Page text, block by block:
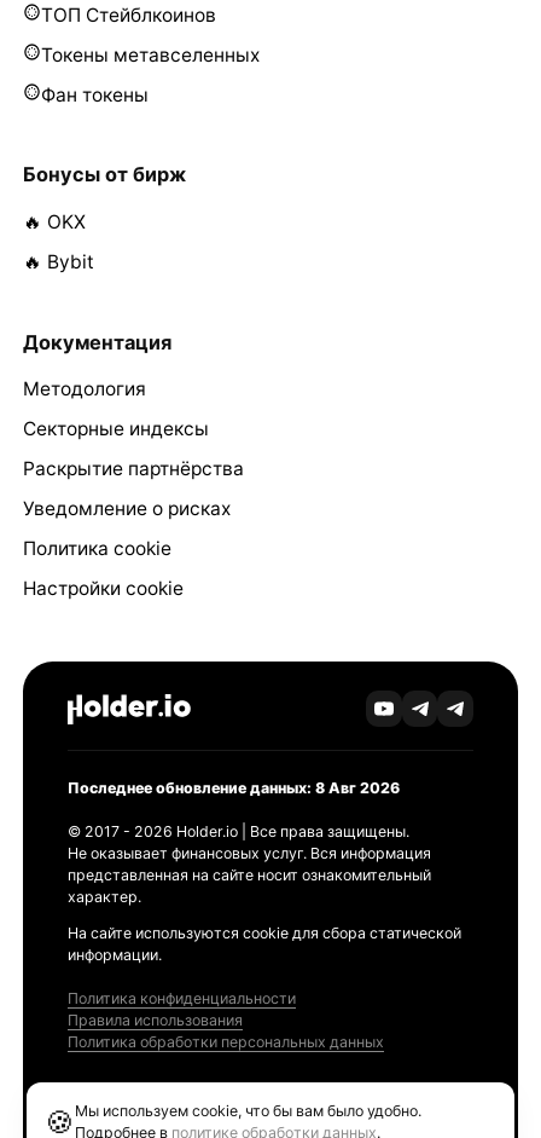
ТОП Стейблкоинов
Токены метавселенных
Фан токены
Бонусы от бирж
🔥 OKX
🔥 Bybit
Документация
Методология
Секторные индексы
Раскрытие партнёрства
Уведомление о рисках
Политика cookie
Настройки cookie
Последнее обновление данных: 8 Авг 2026
© 2017 - 2026 Holder.io | Все права защищены.
Не оказывает финансовых услуг. Вся информация
представленная на сайте носит ознакомительный
характер.
На сайте используются cookie для сбора статической
информации.
Политика конфиденциальности
Правила использования
Политика обработки персональных данных
🍪 Мы используем cookie, что бы вам было удобно.
Подробнее в политике обработки данных.
Ethereum GAS Tracker